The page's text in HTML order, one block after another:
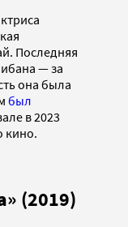
Последняя
— за
она была
был
в 2023
кино.
(2019)